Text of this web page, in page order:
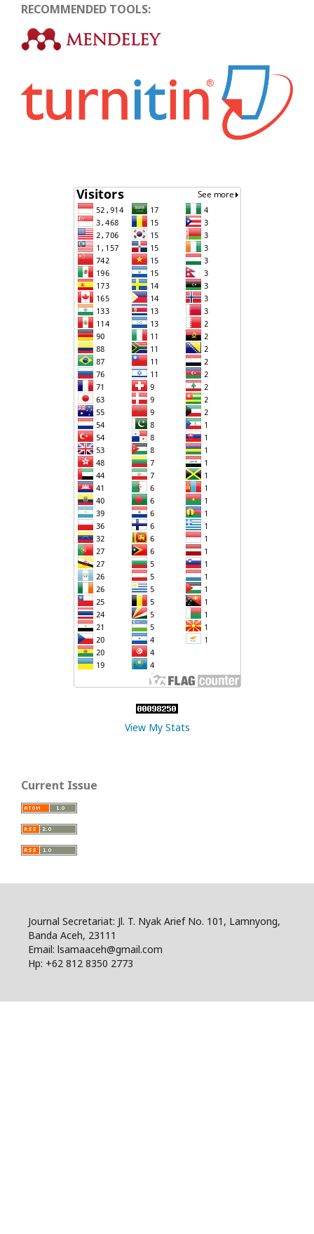
RECOMMENDED TOOLS:
View My Stats
Current Issue
Journal Secretariat: Jl. T. Nyak Arief No. 101, Lamnyong,
Banda Aceh, 23111
Email: lsamaaceh@gmail.com
Hp: +62 812 8350 2773